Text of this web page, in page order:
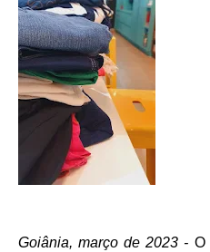
Goiânia, março de 2023 - O